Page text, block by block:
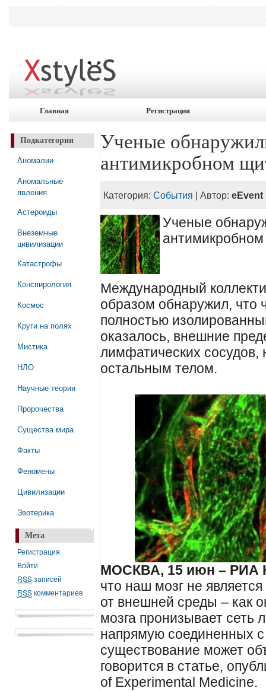
Главная Регистрация
Подкатегории
Аномалии
Аномальные
явления
Астероиды
Внеземные
цивилизации
Катастрофы
Конспирология
Космос
Круги на полях
Мистика
НЛО
Научные теории
Пророчества
Существа мира
Факты
Феномены
Цивилизации
Эзотерика
Мета
Регистрация
Войти
RSSзаписей
RSSкомментариев
Ученые
антимикробном
Категория:События | Автор:eEvent
Ученые
Международный
образом обнаружил, что
полностью
оказалось, внешние
лимфатических
остальным телом.
МОСКВА, 15 июн – РИА
что наш мозг не
от внешней среды – как
мозга пронизывает сеть
напрямую соединенных
существование может
говорится в статье,
of Experimental Medicine.